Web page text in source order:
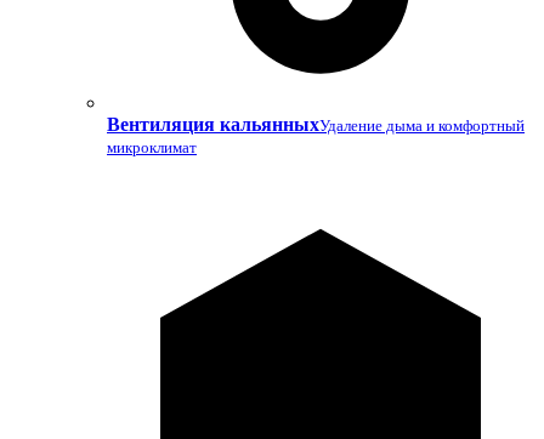
Вентиляция кальянныхУдаление дыма и комфортный
микроклимат